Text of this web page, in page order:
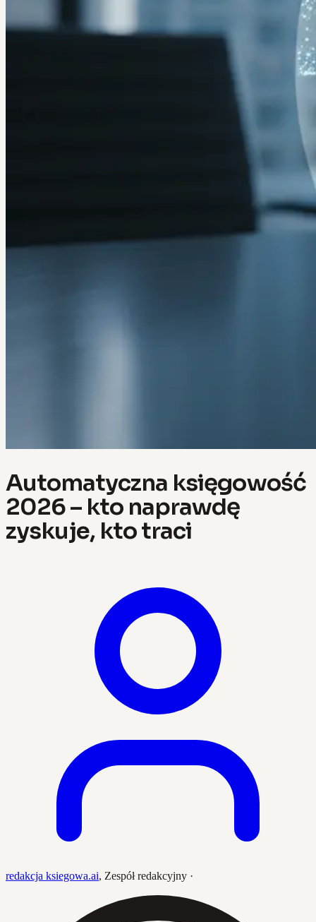
Automatyczna księgowość
2026 – kto naprawdę
zyskuje, kto traci
redakcja ksiegowa.ai, Zespół redakcyjny ·